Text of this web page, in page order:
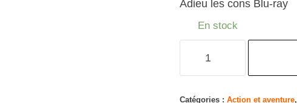
Adieu les cons Blu-ray
En stock
Les
Catégories : Action et aventure,